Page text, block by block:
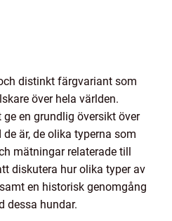
distinkt färgvariant som
över hela världen.
en grundlig översikt över
är, de olika typerna som
mätningar relaterade till
diskutera hur olika typer av
en historisk genomgång
dessa hundar.